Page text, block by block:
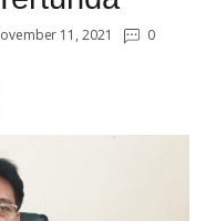
11, 2021
0